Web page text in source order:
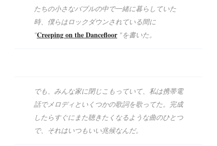
たちの小さなバブルの中で一緒に暮らしていた
時、僕らはロックダウンされている間に
"Creeping on the Dancefloor "を書いた。
でも、みんな家に閉じこもっていて、私は携帯電
話でメロディといくつかの歌詞を歌ってた。完成
したらすぐにまた聴きたくなるような曲のひとつ
で、それはいつもいい兆候なんだ。